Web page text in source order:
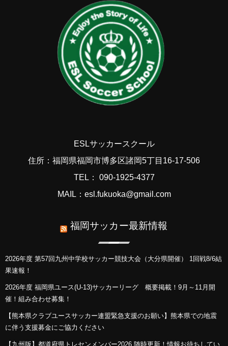
ESLサッカースクール
住所：福岡県福岡市博多区諸岡5丁目16-17-506
TEL： 090-1925-4377
MAIL：esl.fukuoka@gmail.com
福岡サッカー最新情報
2026年度 第57回九州中学校サッカー競技大会（大分県開催） 1回戦8/6結
果速報！
2026年度 福岡県ユース(U-13)サッカーリーグ 概要掲載！9月～11月開
催！組み合わせ募集！
【熊本県クラブユースサッカー連盟緊急支援のお願い】熊本県での地震
に伴う支援募金にご協力ください
【九州版】都道府県トレセンメンバー2026 随時更新！情報お待ちしてい